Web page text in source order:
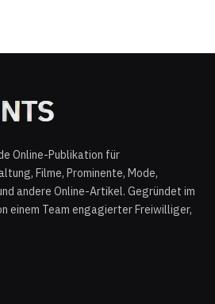
Online-Publikation für
Filme, Prominente, Mode,
andere Online-Artikel. Gegründet im
einem Team engagierter Freiwilliger,